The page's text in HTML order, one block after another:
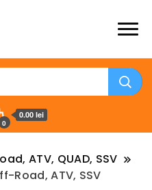
0
0.00 lei
ATV, QUAD, SSV
Road, ATV, SSV